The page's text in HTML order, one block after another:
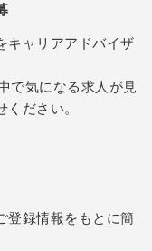
キャリアアドバイザ
で気になる求人が見
ださい。
登録情報をもとに簡